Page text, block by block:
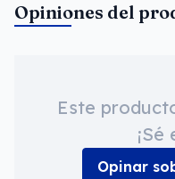
Opiniones del
Este
Opinar